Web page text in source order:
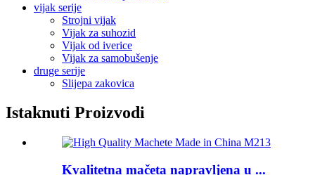
vijak serije
Strojni vijak
Vijak za suhozid
Vijak od iverice
Vijak za samobušenje
druge serije
Slijepa zakovica
Istaknuti Proizvodi
Kvalitetna mačeta napravljena u ...